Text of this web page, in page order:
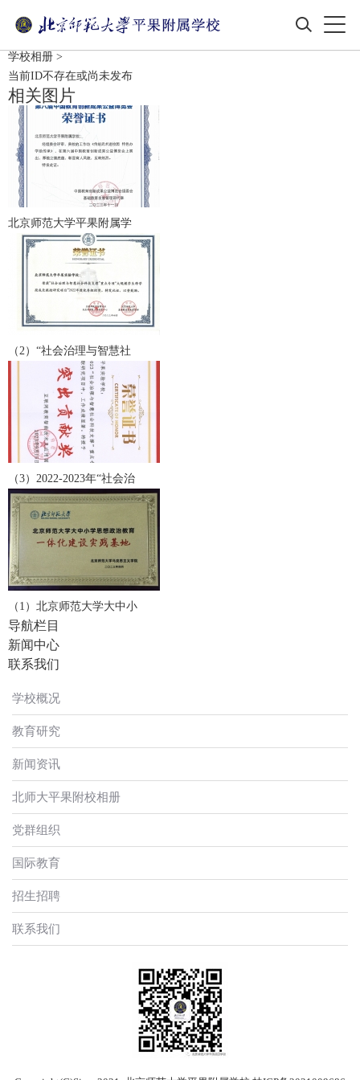
学校相册 >
当前ID不存在或尚未发布
相关图片
北京师范大学平果附属学
（2）“社会治理与智慧社
（3）2022-2023年“社会治
（1）北京师范大学大中小
导航栏目
新闻中心
联系我们
学校概况
教育研究
新闻资讯
北师大平果附校相册
党群组织
国际教育
招生招聘
联系我们